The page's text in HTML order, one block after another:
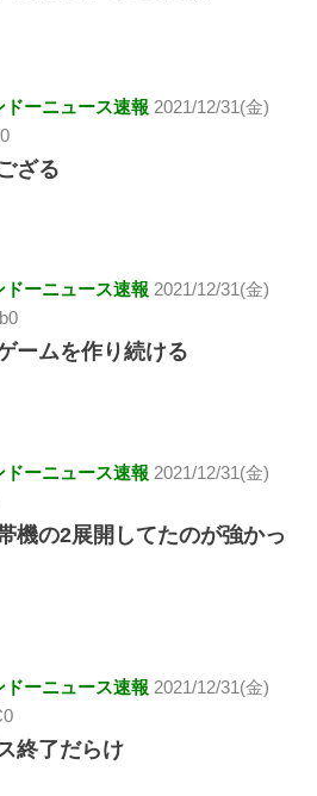
ーニュース速報 2021/12/31(金)
ざる
ーニュース速報 2021/12/31(金)
ームを作り続ける
ーニュース速報 2021/12/31(金)
機の2展開してたのが強かっ
ーニュース速報 2021/12/31(金)
終了だらけ